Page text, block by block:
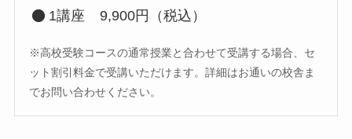
1講座 9,900円（税込）
※高校受験コースの通常授業と合わせて受講する場合、セ
ット割引料金で受講いただけます。詳細はお通いの校舎ま
でお問い合わせください。